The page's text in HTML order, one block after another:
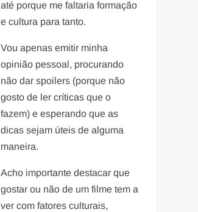
até porque me faltaria formação
e cultura para tanto.
Vou apenas emitir minha
opinião pessoal, procurando
não dar spoilers (porque não
gosto de ler críticas que o
fazem) e esperando que as
dicas sejam úteis de alguma
maneira.
Acho importante destacar que
gostar ou não de um filme tem a
ver com fatores culturais,